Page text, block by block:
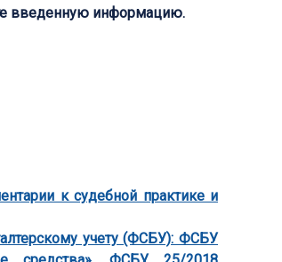
введенную информацию.
к судебной практике и
учету (ФСБУ): ФСБУ